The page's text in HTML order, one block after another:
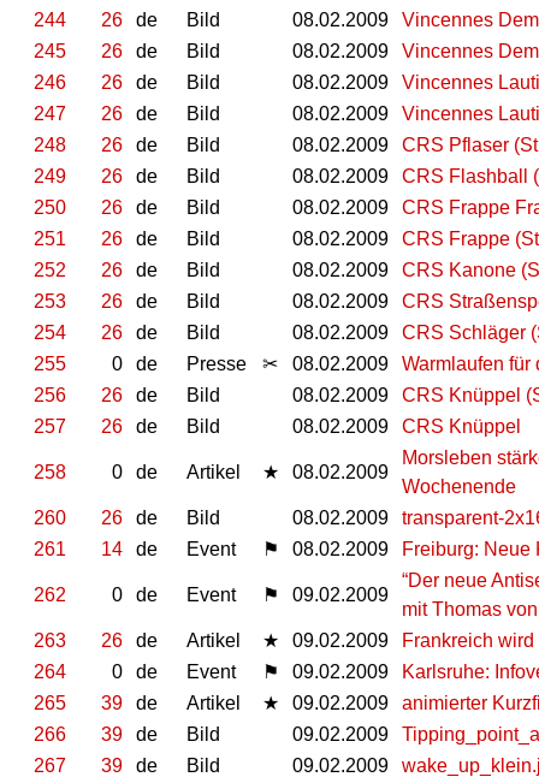
244
26 de Bild 08.02.2009
Vincennes
245
26 de Bild 08.02.2009
Vincennes
246
26 de Bild 08.02.2009
Vincennes
247
26 de Bild 08.02.2009
Vincennes Lauti
248
26 de Bild 08.02.2009
CRS Pflaser
249
26 de Bild 08.02.2009
CRS Flashball
250
26 de Bild 08.02.2009
CRS Frappe
251
26 de Bild 08.02.2009
CRS Frappe
252
26 de Bild 08.02.2009
CRS Kanone
253
26 de Bild 08.02.2009
CRS
254
26 de Bild 08.02.2009
CRS Schläger
255
0 de Presse ✂ 08.02.2009
Warmlaufen für
256
26 de Bild 08.02.2009
CRS Knüppel
257
26 de Bild 08.02.2009 CRS Knüppel
258 0 de Artikel ★ 08.02.2009
Morsleben
Wochenende
260
26 de Bild 08.02.2009
transparent-
261
14 de Event ⚑ 08.02.2009 Freiburg: Neue
262 0 de Event ⚑ 09.02.2009
“Der neue
mit Thomas
263
26 de Artikel ★ 09.02.2009
Frankreich
264
0 de Event ⚑ 09.02.2009
Karlsruhe:
265
39 de Artikel ★ 09.02.2009
animierter
266
39 de Bild 09.02.2009
267
39 de Bild 09.02.2009